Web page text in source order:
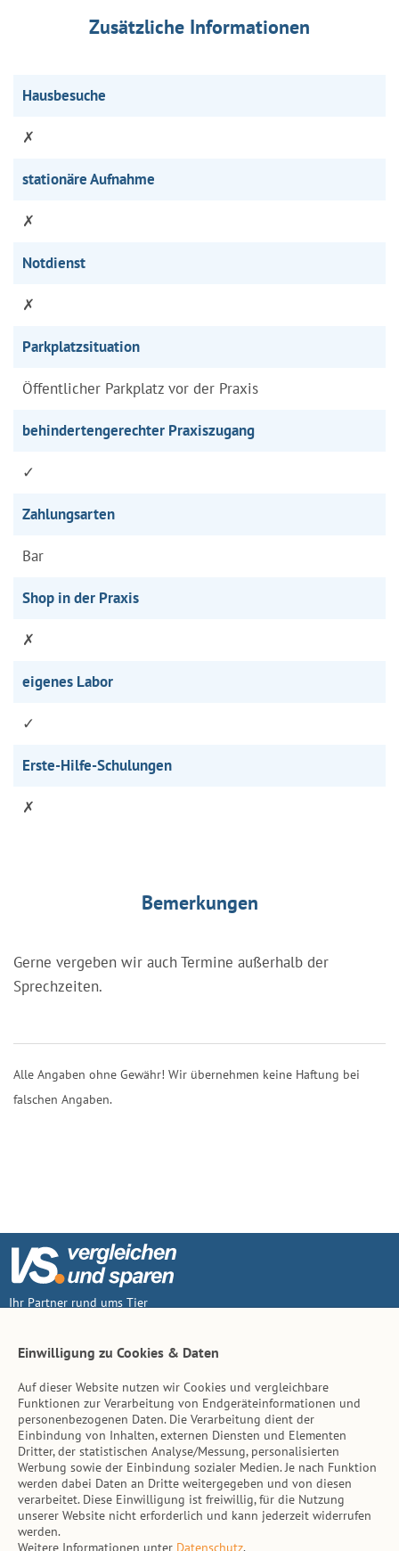
Zusätzliche Informationen
Hausbesuche
✗
stationäre Aufnahme
✗
Notdienst
✗
Parkplatzsituation
Öffentlicher Parkplatz vor der Praxis
behindertengerechter Praxiszugang
✓
Zahlungsarten
Bar
Shop in der Praxis
✗
eigenes Labor
✓
Erste-Hilfe-Schulungen
✗
Bemerkungen
Gerne vergeben wir auch Termine außerhalb der
Sprechzeiten.
Alle Angaben ohne Gewähr! Wir übernehmen keine Haftung bei
falschen Angaben.
Ihr Partner rund ums Tier
Inhalt
Tierarzt-Suche
Hinweise
AGB
Impressum
Einwilligung zu Cookies & Daten
Auf dieser Website nutzen wir Cookies und vergleichbare
Funktionen zur Verarbeitung von Endgeräteinformationen und
personenbezogenen Daten. Die Verarbeitung dient der
Einbindung von Inhalten, externen Diensten und Elementen
Dritter, der statistischen Analyse/Messung, personalisierten
Werbung sowie der Einbindung sozialer Medien. Je nach Funktion
werden dabei Daten an Dritte weitergegeben und von diesen
verarbeitet. Diese Einwilligung ist freiwillig, für die Nutzung
unserer Website nicht erforderlich und kann jederzeit widerrufen
werden.
Weitere Informationen unter Datenschutz.